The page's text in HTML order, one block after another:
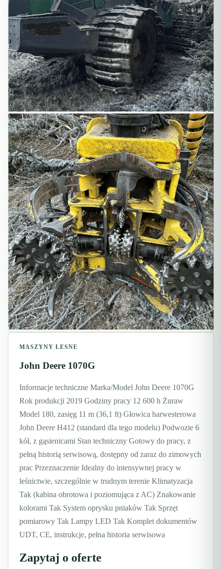
MASZYNY LESNE
John Deere 1070G
Informacje techniczne Marka/Model John Deere 1070G
Rok produkcji 2019 Godziny pracy 12 600 h Żuraw
Model 180, zasięg 11 m (36,1 ft) Głowica harwesterowa
John Deere H412 (standard dla tego modelu) Podwozie 6
kół, z gąsienicami Stan techniczny Gotowy do pracy, z
pełną historią serwisową, dostępny od zaraz do zimowych
prac Przeznaczenie Idealny do intensywnej pracy w
leśnictwie, szczególnie w trudnym terenie Klimatyzacja
Tak (kabina obrotowa i poziomująca z AC) Znakowanie
kolorami Tak System oprysku pniaków Tak Sprzęt
pomiarowy Tak Lampy LED Tak Komplet dokumentów
UDT, CE, instrukcje, pełna historia serwisowa
Zapytaj o oferte